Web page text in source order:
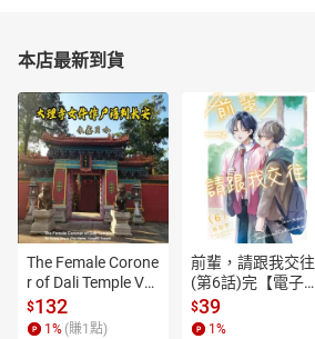
本店最新到貨
The Female Corone
r of Dali Temple Vo
l.6【有聲書】
$132
1 % (賺1 點)
前輩，請跟我交往
(第6話)完【電子
書】
$39
1 %